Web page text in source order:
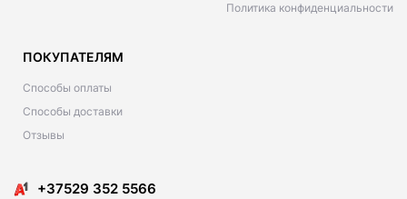
Политика конфиденциальности
ПОКУПАТЕЛЯМ
Способы оплаты
Способы доставки
Отзывы
+37529 352 5566